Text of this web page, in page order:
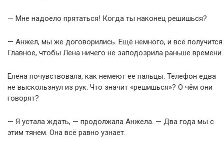
— Мне надоело прятаться! Когда ты наконец решишься?
— Анжел, мы же договорились. Ещё немного, и всё получится.
Главное, чтобы Лена ничего не заподозрила раньше времени.
Елена почувствовала, как немеют ее пальцы. Телефон едва
не выскользнул из рук. Что значит «решишься»? О чём они
говорят?
— Я устала ждать, — продолжала Анжела. — Два года мы с
этим тянем. Она всё равно узнает.